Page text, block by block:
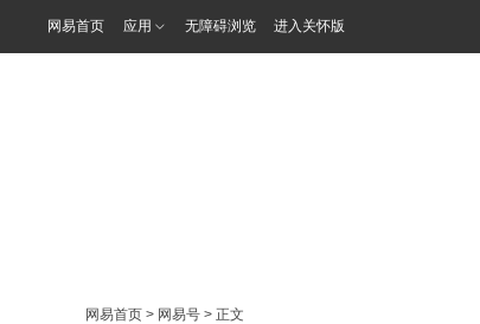
网易首页 应用 无障碍浏览 进入关怀版
网易首页 > 网易号 > 正文